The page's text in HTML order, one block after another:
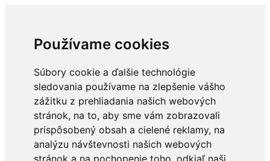
Používame cookies
Súbory cookie a ďalšie technológie
sledovania používame na zlepšenie vášho
zážitku z prehliadania našich webových
stránok, na to, aby sme vám zobrazovali
prispôsobený obsah a cielené reklamy, na
analýzu návštevnosti našich webových
stránok a na pochopenie toho, odkiaľ naši